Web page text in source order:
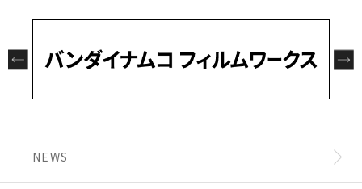
す。
る一品モノです。ぜひプレゼント応募にご参加
ください！
で、ぜひこの機会にお好きな作品のラテをお楽
サンライズ魂を感じていただける展示を行って
NEWS